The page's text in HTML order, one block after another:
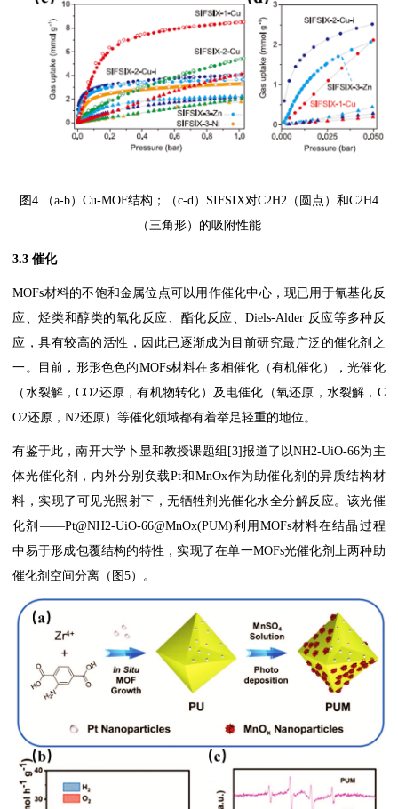
图4 （a-b）Cu-MOF结构；（c-d）SIFSIX对C2H2（圆点）和C2H4
（三角形）的吸附性能
3.3 催化
MOFs材料的不饱和金属位点可以用作催化中心，现已用于氰基化反
应、烃类和醇类的氧化反应、酯化反应、Diels-Alder 反应等多种反
应，具有较高的活性，因此已逐渐成为目前研究最广泛的催化剂之
一。目前，形形色色的MOFs材料在多相催化（有机催化），光催化
（水裂解，CO2还原，有机物转化）及电催化（氧还原，水裂解，C
O2还原，N2还原）等催化领域都有着举足轻重的地位。
有鉴于此，南开大学卜显和教授课题组[3]报道了以NH2-UiO-66为主
体光催化剂，内外分别负载Pt和MnOx作为助催化剂的异质结构材
料，实现了可见光照射下，无牺牲剂光催化水全分解反应。该光催
化剂——Pt@NH2-UiO-66@MnOx(PUM)利用MOFs材料在结晶过程
中易于形成包覆结构的特性，实现了在单一MOFs光催化剂上两种助
催化剂空间分离（图5）。